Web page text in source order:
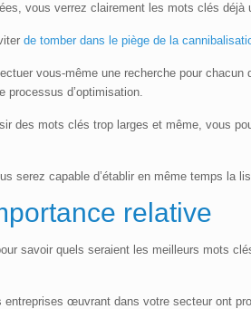
vous verrez clairement les mots clés
de tomber dans le piège de la
vous-même une recherche pour
processus d’optimisation.
des mots clés trop larges et même, vous
serez capable d’établir en même temps la
relative
savoir quels seraient les meilleurs mots
entreprises œuvrant dans votre secteur ont